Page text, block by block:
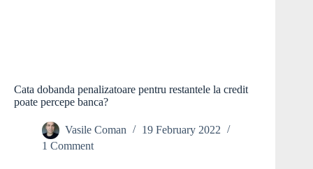
Cata dobanda penalizatoare pentru restantele la credit
poate percepe banca?
Vasile Coman
19 February 2022
1 Comment